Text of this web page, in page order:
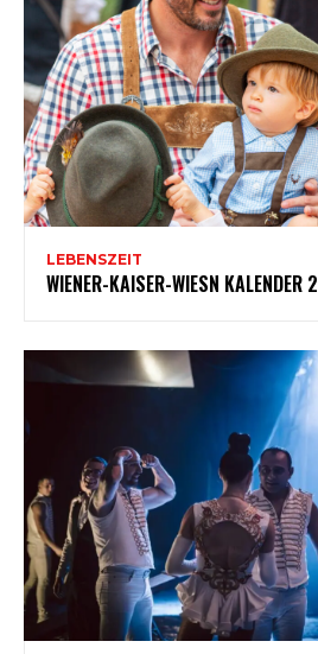
LEBENSZEIT
WIENER-KAISER-WIESN KALENDER